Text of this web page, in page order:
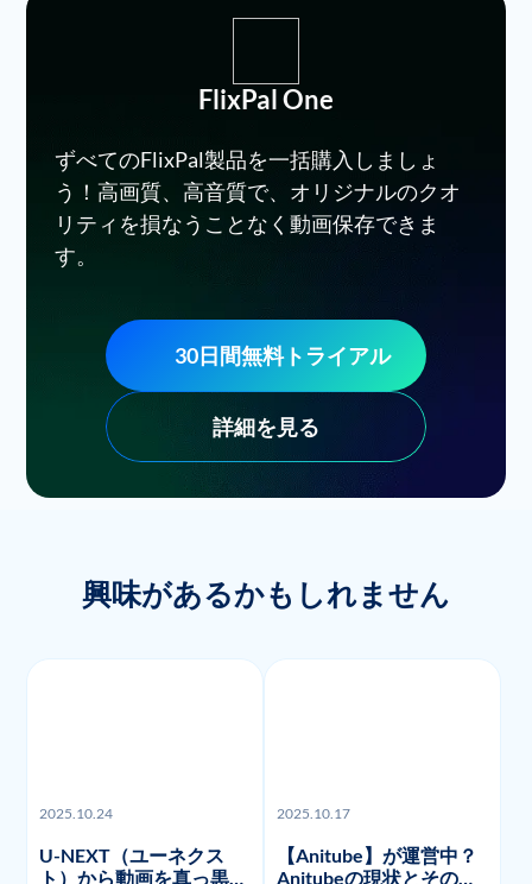
FlixPal One
ずべてのFlixPal製品を一括購入しましょ
う！高画質、高音質で、オリジナルのクオ
リティを損なうことなく動画保存できま
す。
30日間無料トライアル
詳細を見る
興味があるかもしれません
2025.10.24
U-NEXT（ユーネクス
ト）から動画を真っ黒な
2025.10.17
【Anitube】が運営中？
Anitubeの現状とその代